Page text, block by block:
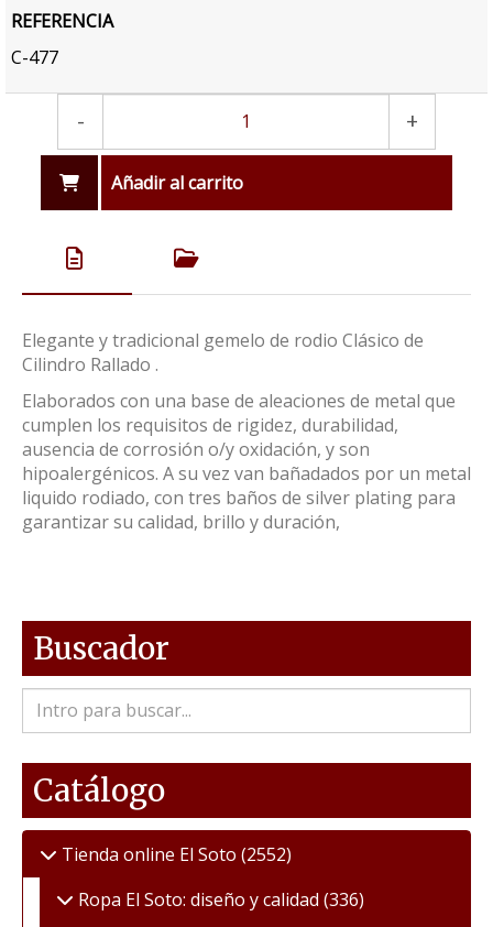
REFERENCIA
C-477
- +
Añadir al carrito
Elegante y tradicional gemelo de rodio Clásico de
Cilindro Rallado .
Elaborados con una base de aleaciones de metal que
cumplen los requisitos de rigidez, durabilidad,
ausencia de corrosión o/y oxidación, y son
hipoalergénicos. A su vez van bañadados por un metal
liquido rodiado, con tres baños de silver plating para
garantizar su calidad, brillo y duración,
Buscador
Catálogo
Tienda online El Soto (2552)
Ropa El Soto: diseño y calidad (336)